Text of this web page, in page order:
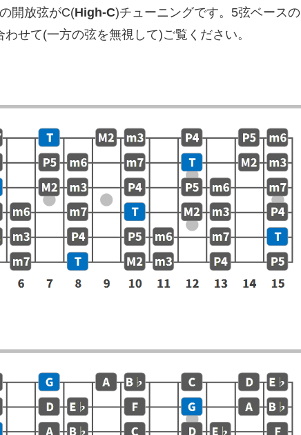
開放弦がC(High-C)チューニングです。5弦ベースの
せて(一方の弦を無視して)ご覧ください。